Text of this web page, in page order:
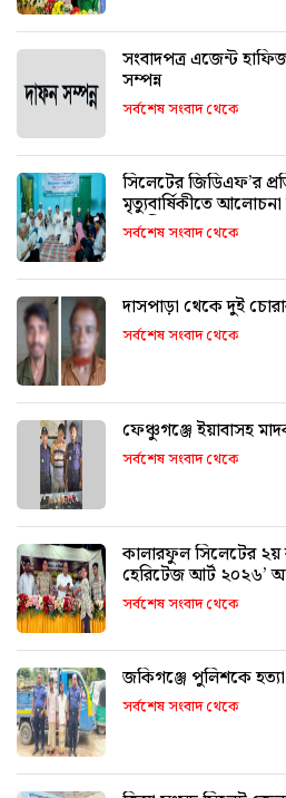
সংবাদপত্র এজেন্ট
সম্পন্ন
সর্বশেষ সংবাদ থেকে
সিলেটের জিডিএফ’র
মৃত্যুবার্ষিকীতে
অনুষ্ঠিত
সর্বশেষ সংবাদ থেকে
দাসপাড়া থেকে দুই
সর্বশেষ সংবাদ থেকে
ফেঞ্চুগঞ্জে ইয়াবাসহ
সর্বশেষ সংবাদ থেকে
কালারফুল সিলেটের ২য়
হেরিটেজ আর্ট ২০২৬’
সর্বশেষ সংবাদ থেকে
জকিগঞ্জে পুলিশকে হত্যা
সর্বশেষ সংবাদ থেকে